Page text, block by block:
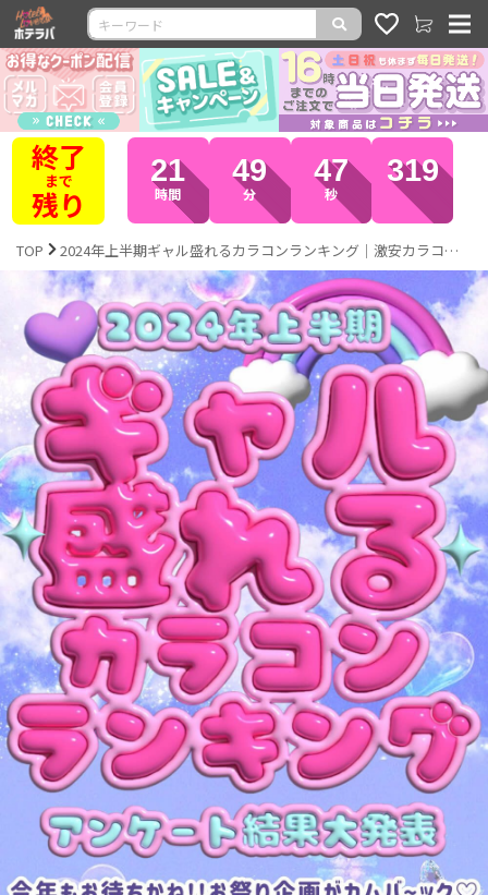
全品
ポイント
10倍
21
時間
49
分
43
秒
819
TOP 2024年上半期ギャル盛れるカラコンランキング｜激安カラコン通販ホテラバ